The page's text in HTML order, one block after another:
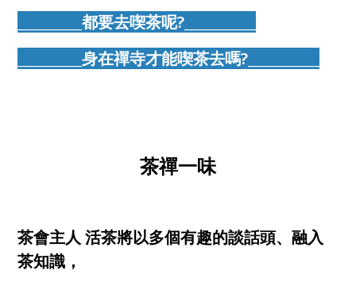
_________都要去喫茶呢?__________
_________身在禪寺才能喫茶去嗎?__________
茶禪一味
茶會主人 活茶將以多個有趣的談話頭、融入
茶知識，